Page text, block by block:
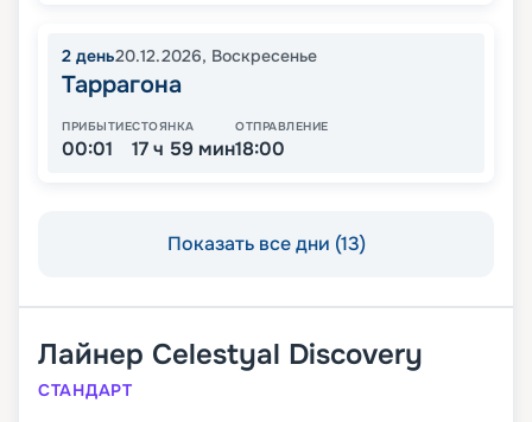
2 день20.12.2026, Воскресенье
Таррагона
ПРИБЫТИЕ
00:01
СТОЯНКА
17 ч 59 мин
ОТПРАВЛЕНИЕ
18:00
Показать все дни (13)
Лайнер Celestyal Discovery
СТАНДАРТ